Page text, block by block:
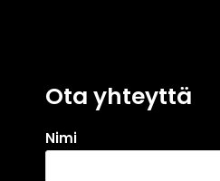
Ota yhteyttä
Nimi